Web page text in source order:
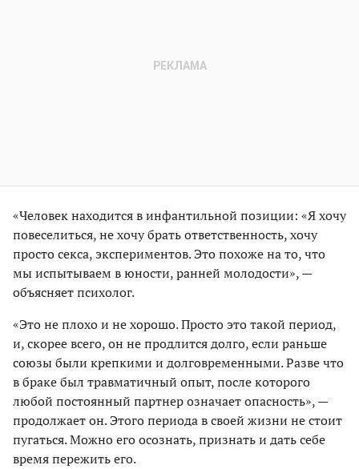
«Человек находится в инфантильной позиции: «Я хочу
повеселиться, не хочу брать ответственность, хочу
просто секса, экспериментов. Это похоже на то, что
мы испытываем в юности, ранней молодости», —
объясняет психолог.
«Это не плохо и не хорошо. Просто это такой период,
и, скорее всего, он не продлится долго, если раньше
союзы были крепкими и долговременными. Разве что
в браке был травматичный опыт, после которого
любой постоянный партнер означает опасность», —
продолжает он. Этого периода в своей жизни не стоит
пугаться. Можно его осознать, признать и дать себе
время пережить его.